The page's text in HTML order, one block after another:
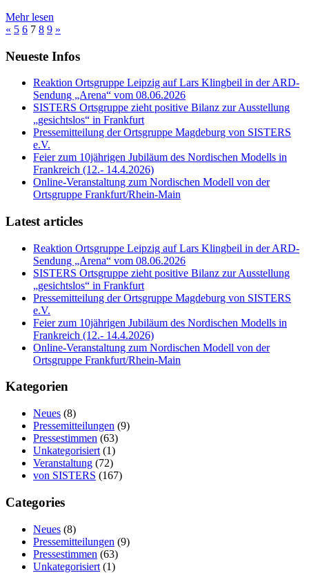
Mehr lesen
« 5 6 7 8 9 »
Neueste Infos
Reaktion Ortsgruppe Leipzig auf Lars Klingbeil in der ARD-
Sendung „Arena“ vom 08.06.2026
SISTERS Ortsgruppe zieht positive Bilanz zur Ausstellung
„gesichtslos“ in Frankfurt
Pressemitteilung der Ortsgruppe Magdeburg von SISTERS
e.V.
Feier zum 10jährigen Jubiläum des Nordischen Modells in
Frankreich (12.- 14.4.2026)
Online-Veranstaltung zum Nordischen Modell von der
Ortsgruppe Frankfurt/Rhein-Main
Latest articles
Reaktion Ortsgruppe Leipzig auf Lars Klingbeil in der ARD-
Sendung „Arena“ vom 08.06.2026
SISTERS Ortsgruppe zieht positive Bilanz zur Ausstellung
„gesichtslos“ in Frankfurt
Pressemitteilung der Ortsgruppe Magdeburg von SISTERS
e.V.
Feier zum 10jährigen Jubiläum des Nordischen Modells in
Frankreich (12.- 14.4.2026)
Online-Veranstaltung zum Nordischen Modell von der
Ortsgruppe Frankfurt/Rhein-Main
Kategorien
Neues (8)
Pressemitteilungen (9)
Pressestimmen (63)
Unkategorisiert (1)
Veranstaltung (72)
von SISTERS (167)
Categories
Neues (8)
Pressemitteilungen (9)
Pressestimmen (63)
Unkategorisiert (1)